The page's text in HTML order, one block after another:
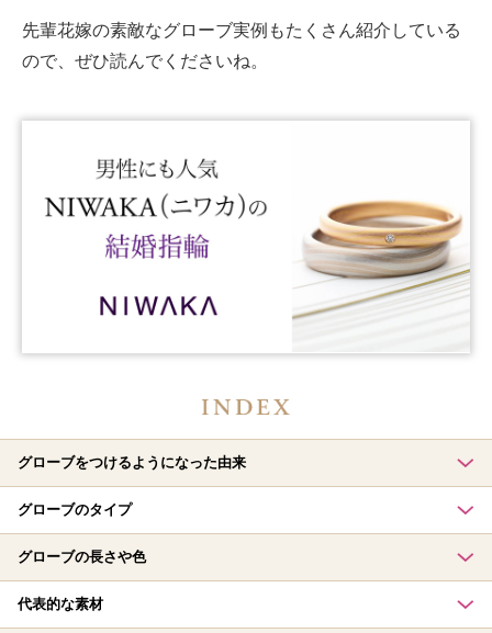
先輩花嫁の素敵なグローブ実例もたくさん紹介している
ので、ぜひ読んでくださいね。
グローブをつけるようになった由来
グローブのタイプ
グローブの長さや色
代表的な素材